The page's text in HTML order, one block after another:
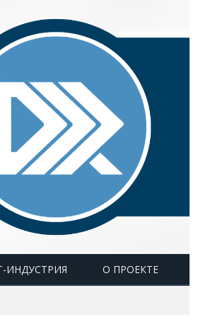
ИНДУСТРИЯ О ПРОЕКТЕ